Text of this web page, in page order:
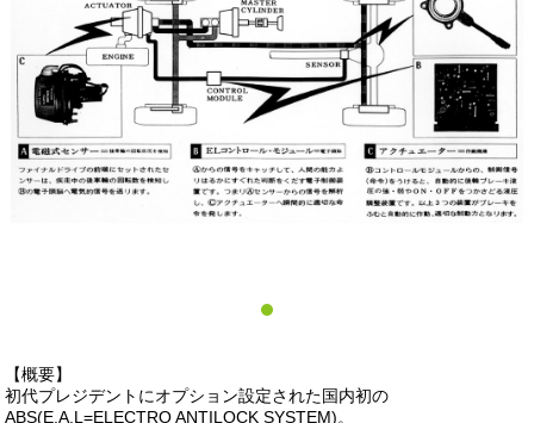
【概要】
初代プレジデントにオプション設定された国内初の
ABS(E.A.L=ELECTRO ANTILOCK SYSTEM)。